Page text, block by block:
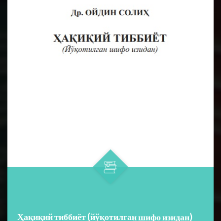
Ҳақиқий тиббиёт (йўқотилган шифо изидан)